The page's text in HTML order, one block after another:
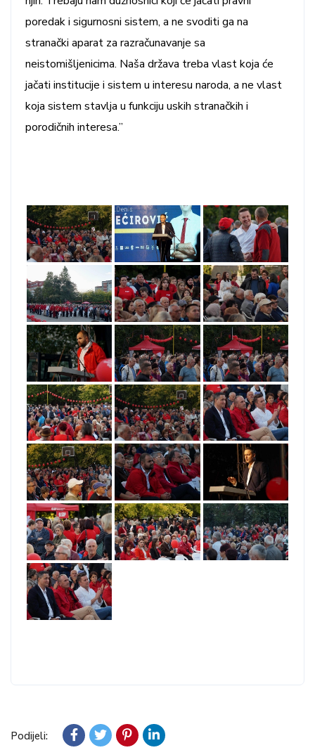
poredak i sigurnosni sistem, a ne svoditi ga na
stranački aparat za razračunavanje sa
neistomišljenicima. Naša država treba vlast koja će
jačati institucije i sistem u interesu naroda, a ne vlast
koja sistem stavlja u funkciju uskih stranačkih i
porodičnih interesa.”
Podijeli: